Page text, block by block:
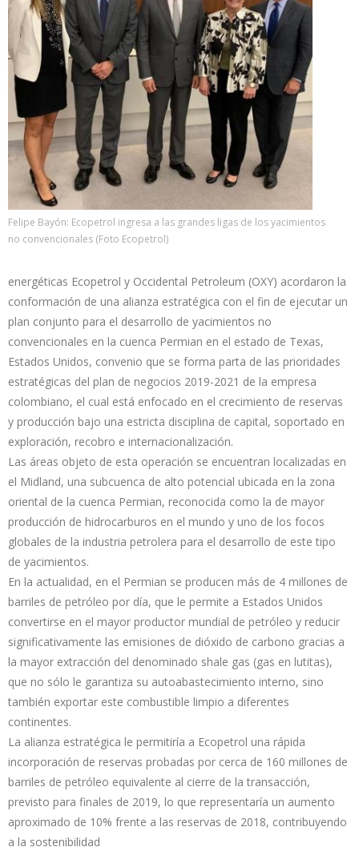
Felipe Bayón: Ecopetrol ingresa a las grandes ligas de los yacimientos
no convencionales (Foto Ecopetrol)
energéticas Ecopetrol y Occidental Petroleum (OXY) acordaron la
conformación de una alianza estratégica con el fin de ejecutar un
plan conjunto para el desarrollo de yacimientos no
convencionales en la cuenca Permian en el estado de Texas,
Estados Unidos, convenio que se forma parta de las prioridades
estratégicas del plan de negocios 2019-2021 de la empresa
colombiano, el cual está enfocado en el crecimiento de reservas
y producción bajo una estricta disciplina de capital, soportado en
exploración, recobro e internacionalización.
Las áreas objeto de esta operación se encuentran localizadas en
el Midland, una subcuenca de alto potencial ubicada en la zona
oriental de la cuenca Permian, reconocida como la de mayor
producción de hidrocarburos en el mundo y uno de los focos
globales de la industria petrolera para el desarrollo de este tipo
de yacimientos.
En la actualidad, en el Permian se producen más de 4 millones de
barriles de petróleo por día, que le permite a Estados Unidos
convertirse en el mayor productor mundial de petróleo y reducir
significativamente las emisiones de dióxido de carbono gracias a
la mayor extracción del denominado shale gas (gas en lutitas),
que no sólo le garantiza su autoabastecimiento interno, sino
también exportar este combustible limpio a diferentes
continentes.
La alianza estratégica le permitiría a Ecopetrol una rápida
incorporación de reservas probadas por cerca de 160 millones de
barriles de petróleo equivalente al cierre de la transacción,
previsto para finales de 2019, lo que representaría un aumento
aproximado de 10% frente a las reservas de 2018, contribuyendo
a la sostenibilidad